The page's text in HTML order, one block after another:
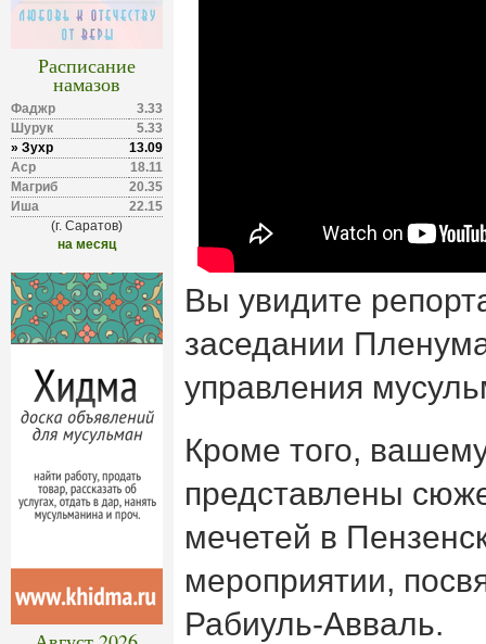
Расписание
намазов
Фаджр
3.33
Шурук
5.33
» Зухр
13.09
Аср
18.11
Магриб
20.35
Иша
22.15
(г. Саратов)
на месяц
Вы увидите
заседании
управления
Кроме того,
представлены
мечетей в
мероприятии,
Рабиуль-Авваль.